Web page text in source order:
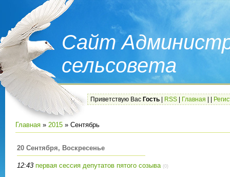
Сайт
сельсовета
Приветствую Вас Гость RSS Главная
Главная » 2015 » Сентябрь
20 Сентября, Воскресенье
12:43 первая сессия депутатов пятого созыва (0)